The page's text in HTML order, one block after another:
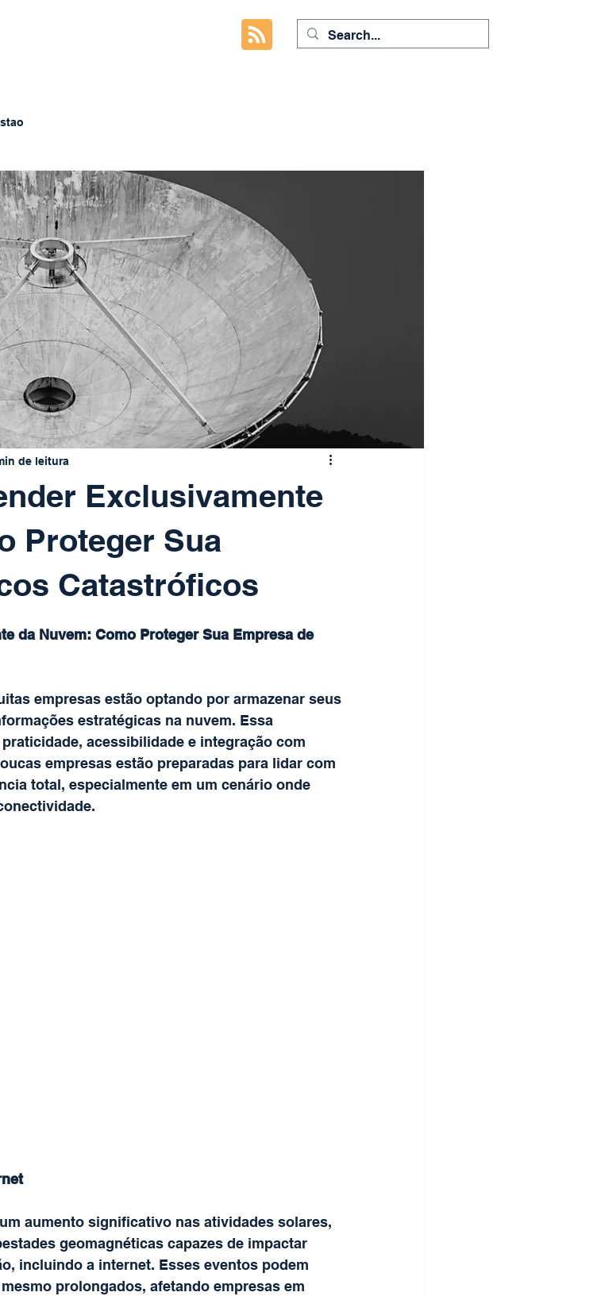
Exclusivamente
Proteger Sua
Catastróficos
de leitura
da Nuvem: Como Proteger Sua Empresa de
empresas estão optando por armazenar seus
estratégicas na nuvem. Essa
acessibilidade e integração com
empresas estão preparadas para lidar com
total, especialmente em um cenário onde
aumento significativo nas atividades solares,
geomagnéticas capazes de impactar
incluindo a internet. Esses eventos podem
prolongados, afetando empresas em